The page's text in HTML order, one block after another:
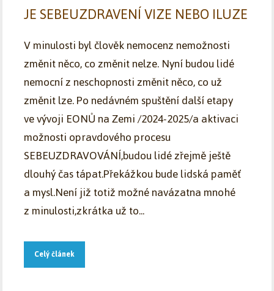
JE SEBEUZDRAVENÍ VIZE NEBO ILUZE
V minulosti byl člověk nemocenz nemožnosti
změnit něco, co změnit nelze. Nyní budou lidé
nemocní z neschopnosti změnit něco, co už
změnit lze. Po nedávném spuštění další etapy
ve vývoji EONŮ na Zemi /2024-2025/a aktivaci
možnosti opravdového procesu
SEBEUZDRAVOVÁNÍ,budou lidé zřejmě ještě
dlouhý čas tápat.Překážkou bude lidská paměť
a mysl.Není již totiž možné navázatna mnohé
z minulosti,zkrátka už to...
Celý článek